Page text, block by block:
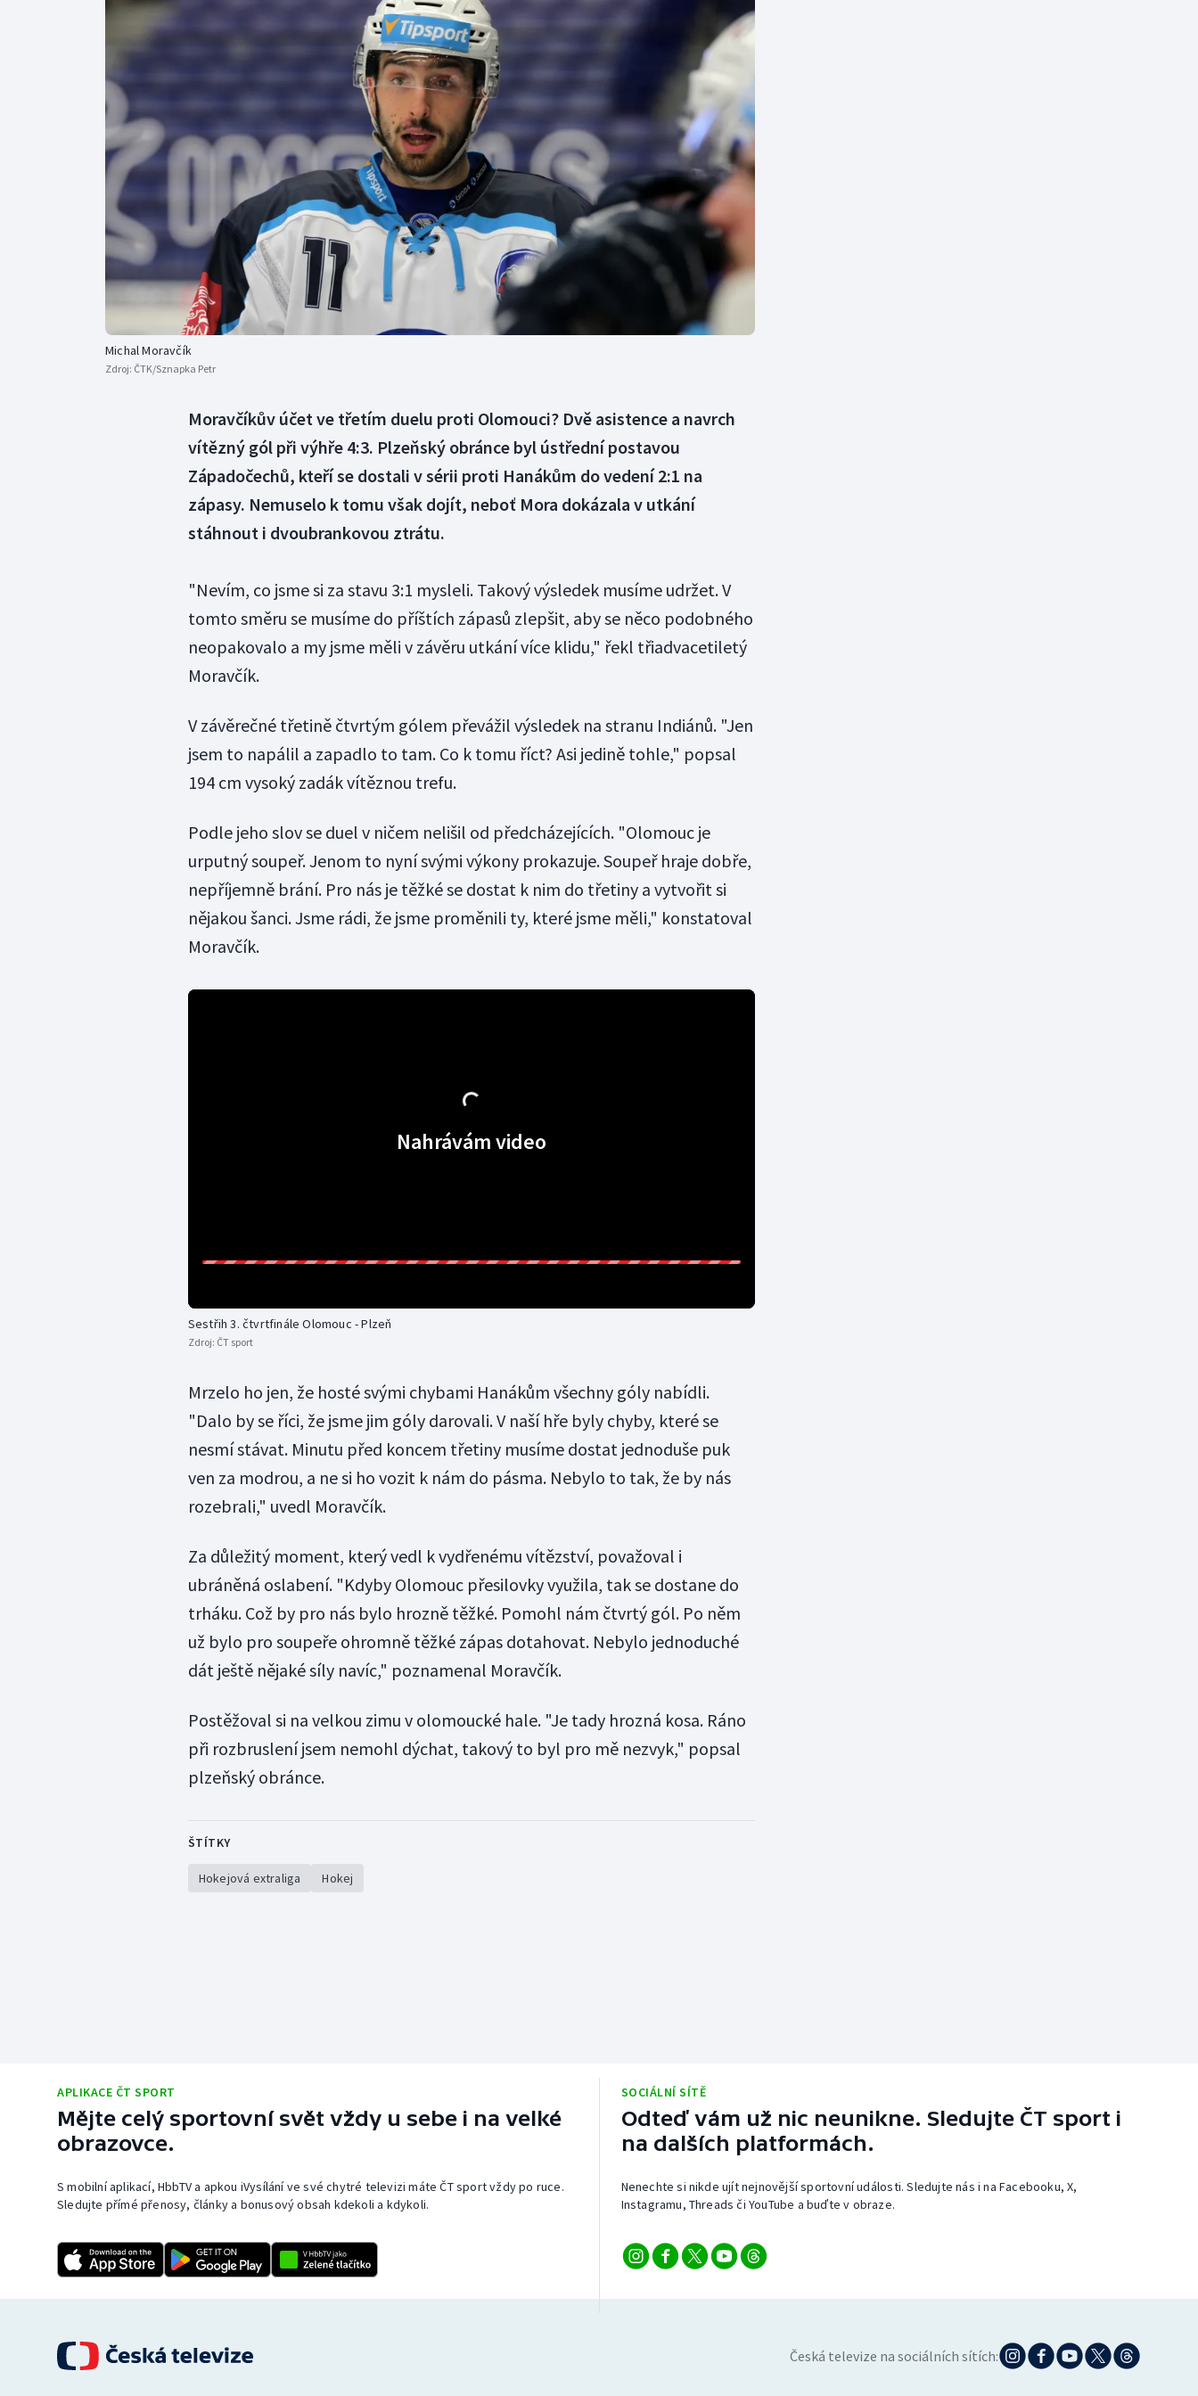
Futsal
Golf
Gymnastika
Moderní pětiboj
Motorsport
Olympijské hry
Parasport
Plavání
Plážový volejbal
Veslování
Vodní slalom
Volejbal
Ostatní
Michal Moravčík
Zdroj: ČTK/Sznapka Petr
Moravčíkův účet ve třetím duelu proti Olomouci? Dvě asistence a navrch
vítězný gól při výhře 4:3. Plzeňský obránce byl ústřední postavou
Západočechů, kteří se dostali v sérii proti Hanákům do vedení 2:1 na
zápasy. Nemuselo k tomu však dojít, neboť Mora dokázala v utkání
stáhnout i dvoubrankovou ztrátu.
"Nevím, co jsme si za stavu 3:1 mysleli. Takový výsledek musíme udržet. V
tomto směru se musíme do příštích zápasů zlepšit, aby se něco podobného
neopakovalo a my jsme měli v závěru utkání více klidu," řekl třiadvacetiletý
Moravčík.
V závěrečné třetině čtvrtým gólem převážil výsledek na stranu Indiánů. "Jen
jsem to napálil a zapadlo to tam. Co k tomu říct? Asi jedině tohle," popsal
194 cm vysoký zadák vítěznou trefu.
Podle jeho slov se duel v ničem nelišil od předcházejících. "Olomouc je
urputný soupeř. Jenom to nyní svými výkony prokazuje. Soupeř hraje dobře,
nepříjemně brání. Pro nás je těžké se dostat k nim do třetiny a vytvořit si
nějakou šanci. Jsme rádi, že jsme proměnili ty, které jsme měli," konstatoval
Moravčík.
Nahrávám video
Sestřih 3. čtvrtfinále Olomouc - Plzeň
Zdroj: ČT sport
Mrzelo ho jen, že hosté svými chybami Hanákům všechny góly nabídli.
"Dalo by se říci, že jsme jim góly darovali. V naší hře byly chyby, které se
nesmí stávat. Minutu před koncem třetiny musíme dostat jednoduše puk
ven za modrou, a ne si ho vozit k nám do pásma. Nebylo to tak, že by nás
rozebrali," uvedl Moravčík.
Za důležitý moment, který vedl k vydřenému vítězství, považoval i
ubráněná oslabení. "Kdyby Olomouc přesilovky využila, tak se dostane do
trháku. Což by pro nás bylo hrozně těžké. Pomohl nám čtvrtý gól. Po něm
už bylo pro soupeře ohromně těžké zápas dotahovat. Nebylo jednoduché
dát ještě nějaké síly navíc," poznamenal Moravčík.
Postěžoval si na velkou zimu v olomoucké hale. "Je tady hrozná kosa. Ráno
při rozbruslení jsem nemohl dýchat, takový to byl pro mě nezvyk," popsal
plzeňský obránce.
ŠTÍTKY
Hokejová extraliga Hokej
APLIKACE ČT SPORT
Mějte celý sportovní svět vždy u sebe i na velké
obrazovce.
S mobilní aplikací, HbbTV a apkou iVysílání ve své chytré televizi máte ČT sport vždy po ruce.
Sledujte přímé přenosy, články a bonusový obsah kdekoli a kdykoli.
SOCIÁLNÍ SÍTĚ
Odteď vám už nic neunikne. Sledujte ČT sport i
na dalších platformách.
Nenechte si nikde ujít nejnovější sportovní události. Sledujte nás i na Facebooku, X,
Instagramu, Threads či YouTube a buďte v obraze.
Česká televize na sociálních sítích: